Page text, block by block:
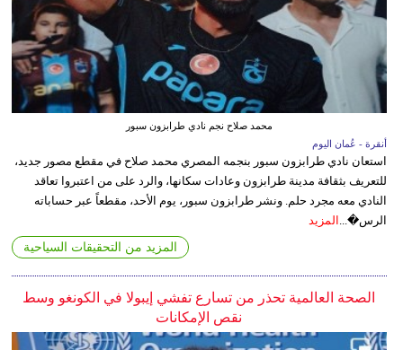
محمد صلاح نجم نادي طرابزون سبور
أنقرة - عُمان اليوم
استعان نادي طرابزون سبور بنجمه المصري محمد صلاح في مقطع مصور جديد،
للتعريف بثقافة مدينة طرابزون وعادات سكانها، والرد على من اعتبروا تعاقد
النادي معه مجرد حلم. ونشر طرابزون سبور، يوم الأحد، مقطعاً عبر حساباته
الرس�... المزيد
المزيد من التحقيقات السياحية
الصحة العالمية تحذر من تسارع تفشي إيبولا في الكونغو وسط
نقص الإمكانات